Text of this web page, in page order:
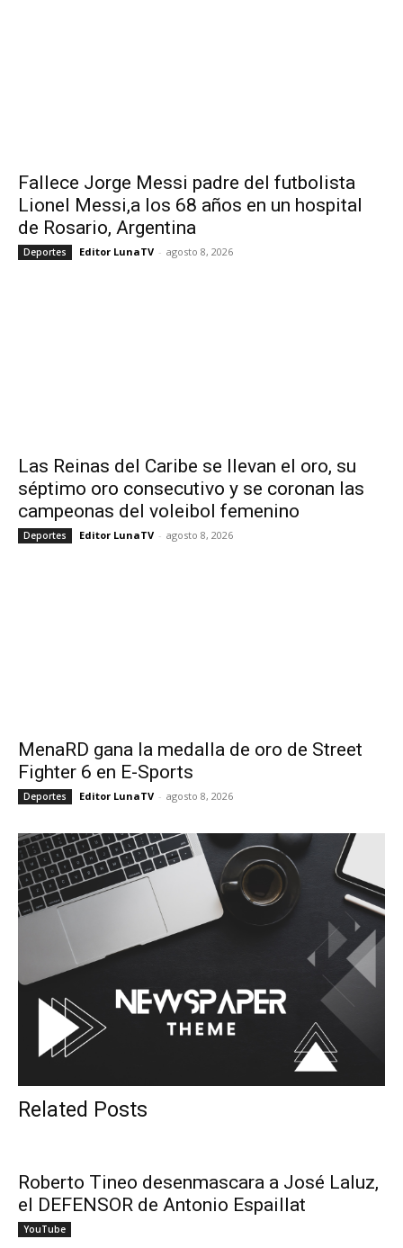
Fallece Jorge Messi padre del futbolista
Lionel Messi,a los 68 años en un hospital
de Rosario, Argentina
Deportes Editor LunaTV - agosto 8, 2026
Las Reinas del Caribe se llevan el oro, su
séptimo oro consecutivo y se coronan las
campeonas del voleibol femenino
Deportes Editor LunaTV - agosto 8, 2026
MenaRD gana la medalla de oro de Street
Fighter 6 en E-Sports
Deportes Editor LunaTV - agosto 8, 2026
Related Posts
Roberto Tineo desenmascara a José Laluz,
el DEFENSOR de Antonio Espaillat
YouTube